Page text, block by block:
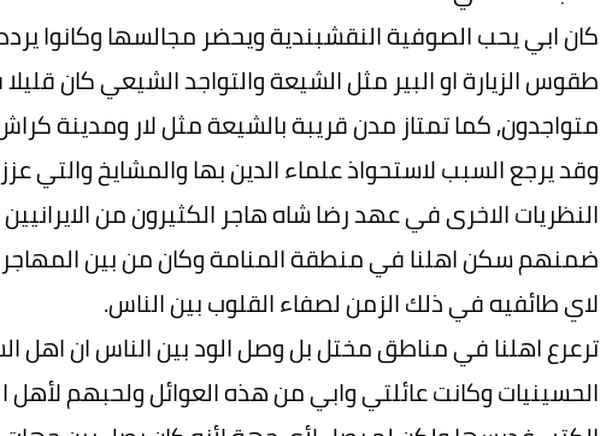
كان ابي يحب الصوفية النقشبندية ويحضر مجالسها وكانوا
طقوس الزيارة او البير مثل الشيعة والتواجد الشيعي كان
متواجدون, كما تمتاز مدن قريبة بالشيعة مثل لار ومدينة
وقد يرجع السبب لاستحواذ علماء الدين بها والمشايخ والتي
النظريات الاخرى في عهد رضا شاه هاجر الكثيرون من
ضمنهم سكن اهلنا في منطقة المنامة وكان من بين
لاي طائفيه في ذلك الزمن لصفاء القلوب بين الناس.
ترعرع اهلنا في مناطق مختل بل وصل الود بين الناس ان اهل
الحسينيات وكانت عائلتي وابي من هذه العوائل ولحبهم